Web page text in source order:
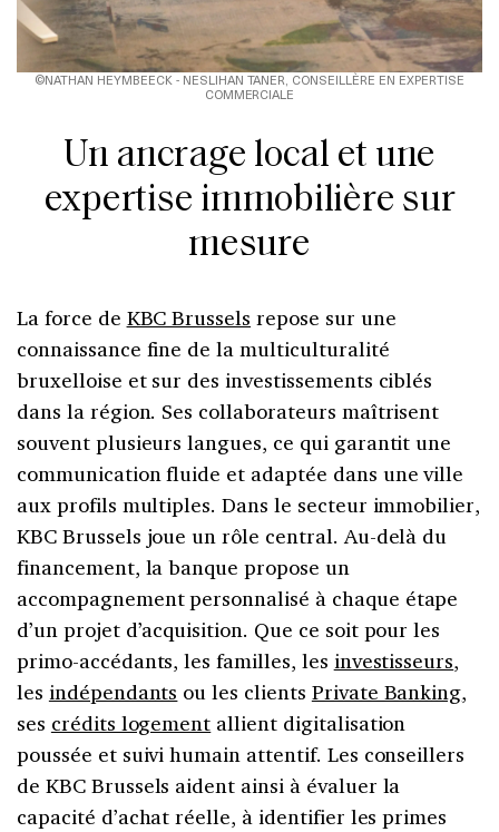
©NATHAN HEYMBEECK - NESLIHAN TANER, CONSEILLÈRE EN EXPERTISE
COMMERCIALE
Un ancrage local et une
expertise immobilière sur
mesure
La force de KBC Brussels repose sur une
connaissance fine de la multiculturalité
bruxelloise et sur des investissements ciblés
dans la région. Ses collaborateurs maîtrisent
souvent plusieurs langues, ce qui garantit une
communication fluide et adaptée dans une ville
aux profils multiples.Dans le secteur immobilier,
KBC Brussels joue un rôle central. Au-delà du
financement, la banque propose un
accompagnement personnalisé à chaque étape
d’un projet d’acquisition. Que ce soit pour les
primo-accédants, les familles, les investisseurs,
les indépendants ou les clients Private Banking,
ses crédits logement allient digitalisation
poussée et suivi humain attentif. Les conseillers
de KBC Brussels aident ainsi à évaluer la
capacité d’achat réelle, à identifier les primes